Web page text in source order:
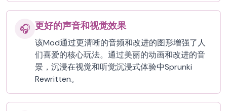
🎧 更好的声音和视觉效果
该Mod通过更清晰的音频和改进的图形增强了人
们喜爱的核心玩法。通过美丽的动画和改进的音
景，沉浸在视觉和听觉沉浸式体验中Sprunki
Rewritten。